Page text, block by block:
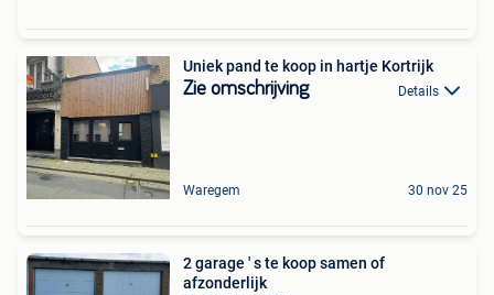
Uniek pand te koop in hartje Kortrijk
Zie omschrijving Details
Waregem 30 nov 25
2 garage ' s te koop samen of
afzonderlijk